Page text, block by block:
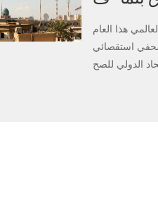
هذا العام
الناجح وغير المسبوق بين أكثر من ٤٠٠ صحفي استقصائي